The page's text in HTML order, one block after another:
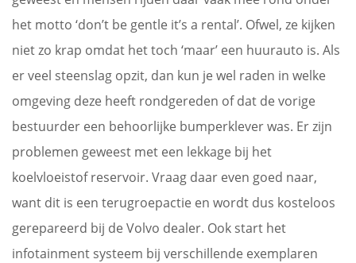
het motto ‘don’t be gentle it’s a rental’. Ofwel, ze kijken
niet zo krap omdat het toch ‘maar’ een huurauto is. Als
er veel steenslag opzit, dan kun je wel raden in welke
omgeving deze heeft rondgereden of dat de vorige
bestuurder een behoorlijke bumperklever was. Er zijn
problemen geweest met een lekkage bij het
koelvloeistof reservoir. Vraag daar even goed naar,
want dit is een terugroepactie en wordt dus kosteloos
gerepareerd bij de Volvo dealer. Ook start het
infotainment systeem bij verschillende exemplaren